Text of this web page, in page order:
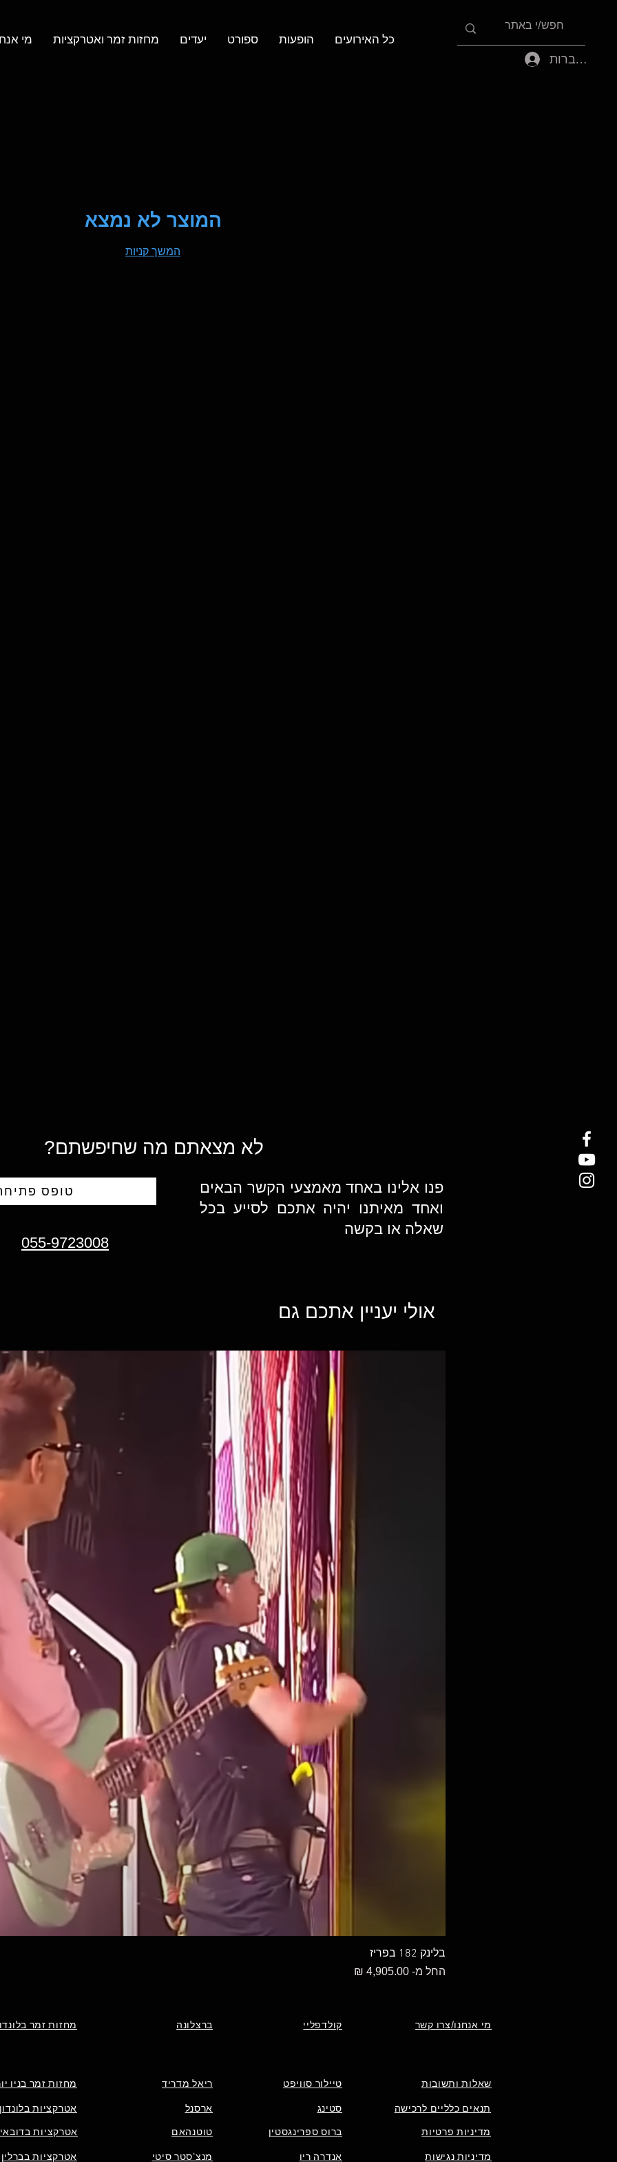
כל האירועים הופעות ספורט יעדים מחזות זמר ואטרקציות
מי
להתחברות
המוצר לא נמצא
המשך קניות
לא מצאתם מה שחיפשתם?
טופס
055-9723008
פנו אלינו באחד מאמצעי הקשר הבאים
ואחד מאיתנו יהיה אתכם לסייע בכל
שאלה או בקשה
אולי יעניין אתכם גם
בלינק 182 בפריז
החל מ-
מחיר מבצע
מחזות זמר ברצלונה קולדפליי מי אנחנו/צרו קשר
מחזות זמר בניו
אטרקציות
אטרקציות בדובאי
אטרקציות בברלין
ריאל מדריד
ארסנל
טוטנהאם
מנצ'סטר סיטי
טיילור סוויפט
סטינג
ברוס ספרינגסטין
אנדרה ריו
שאלות ותשובות
תנאים כלליים לרכישה
מדיניות פרטיות
מדיניות נגישות